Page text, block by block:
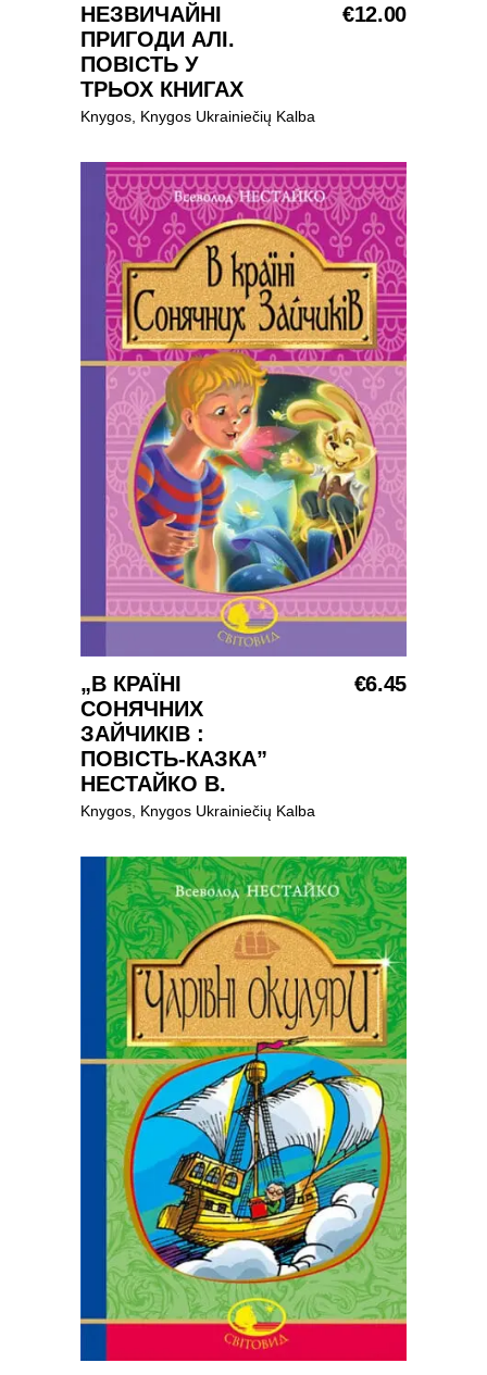
Į KREPŠELĮ
НЕЗВИЧАЙНІ
ПРИГОДИ АЛІ.
ПОВІСТЬ У
ТРЬОХ КНИГАХ
€12.00
Knygos Knygos Ukrainiečių Kalba
„В КРАЇНІ
СОНЯЧНИХ
ЗАЙЧИКІВ :
ПОВІСТЬ-КАЗКА”
НЕСТАЙКО В.
€6.45
Knygos Knygos Ukrainiečių Kalba